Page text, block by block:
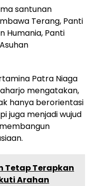
santunan
Terang, Panti
Humania, Panti
Patra Niaga
mengatakan,
hanya berorientasi
juga menjadi wujud
Tetap Terapkan
Arahan